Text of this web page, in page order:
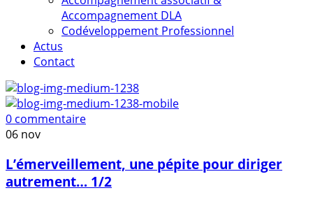
Accompagnement DLA
Codéveloppement Professionnel
Actus
Contact
0 commentaire
06 nov
L’émerveillement, une pépite pour diriger
autrement… 1/2